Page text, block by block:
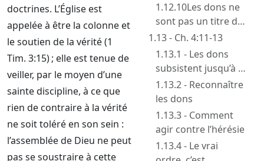
doctrines. L’Église est
appelée à être la colonne et
le soutien de la vérité (1
Tim. 3:15) ; elle est tenue de
veiller, par le moyen d’une
sainte discipline, à ce que
rien de contraire à la vérité
ne soit toléré en son sein :
l’assemblée de Dieu ne peut
pas se soustraire à cette
1.12.10Les dons ne
sont pas un titre de
valeur dans le
monde
1.13 - Ch. 4:11-13
1.13.1 - Les dons
subsistent jusqu’à la
fin
1.13.2 - Reconnaître
les dons
1.13.3 - Comment
agir contre l’hérésie
1.13.4 - Le vrai